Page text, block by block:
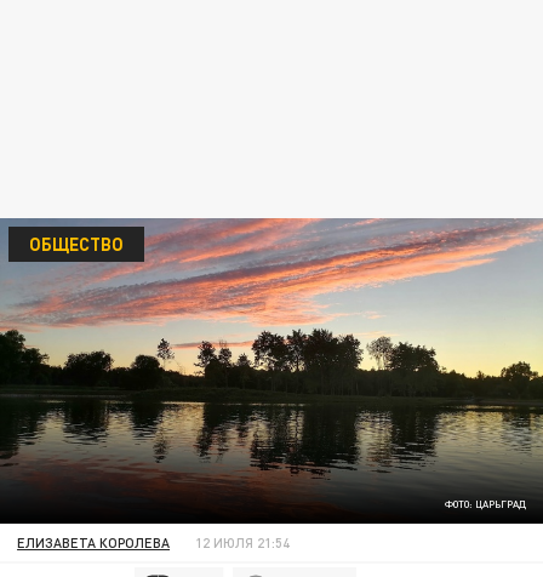
ФОТО: ЦАРЬГРАД
ОБЩЕСТВО
ЕЛИЗАВЕТА КОРОЛЕВА 12 ИЮЛЯ 21:54